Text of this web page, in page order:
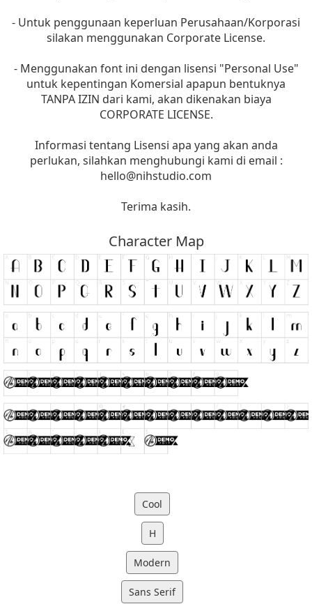
- Untuk penggunaan keperluan Perusahaan/Korporasi
silakan menggunakan Corporate License.
- Menggunakan font ini dengan lisensi "Personal Use"
untuk kepentingan Komersial apapun bentuknya
TANPA IZIN dari kami, akan dikenakan biaya
CORPORATE LICENSE.
Informasi tentang Lisensi apa yang akan anda
perlukan, silahkan menghubungi kami di email :
hello@nihstudio.com
Terima kasih.
Character Map
Cool
H
Modern
Sans Serif